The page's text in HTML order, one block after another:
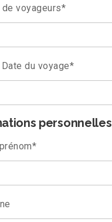
voyageurs*
Date du voyage*
personnelles
*